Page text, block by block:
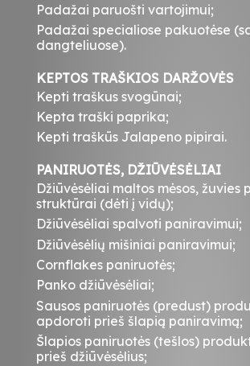
Padažai paruošti vartojimui;
Padažai specialiose pakuotėse
dangteliuose).
KEPTOS TRAŠKIOS DARŽOVĖS
Kepti traškus svogūnai;
Kepta traški paprika;
Kepti traškūs Jalapeno pipirai.
PANIRUOTĖS, DŽIŪVĖSĖLIAI
Džiūvėsėliai maltos mėsos, žuvies
struktūrai (dėti į vidų);
Džiūvėsėliai spalvoti paniravimui;
Džiūvėsėlių mišiniai paniravimui;
Cornflakes paniruotės;
Panko džiūvėsėliai;
Sausos paniruotės (predust)
apdoroti prieš šlapią paniravimą;
Šlapios paniruotės (tešlos)
prieš džiūvėsėlius;